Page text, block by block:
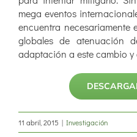
mega eventos
encuentra necesariamente
globales de atenuación
adaptación a este cambio
11 abril, 2015 | Investigación